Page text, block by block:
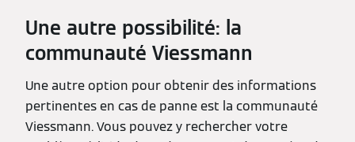
Une autre possibilité: la
communauté Viessmann
Une autre option pour obtenir des informations
pertinentes en cas de panne est la communauté
Viessmann. Vous pouvez y rechercher votre